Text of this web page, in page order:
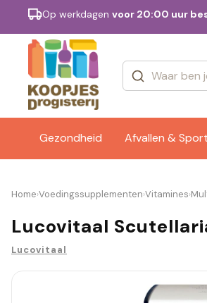
Op werkdagen voor 20:00 uur
Gezondheid Afvallen & Sport
Merken
Home›Voedingssupplementen›Vitamines›
Lucovitaal
Lucovitaal